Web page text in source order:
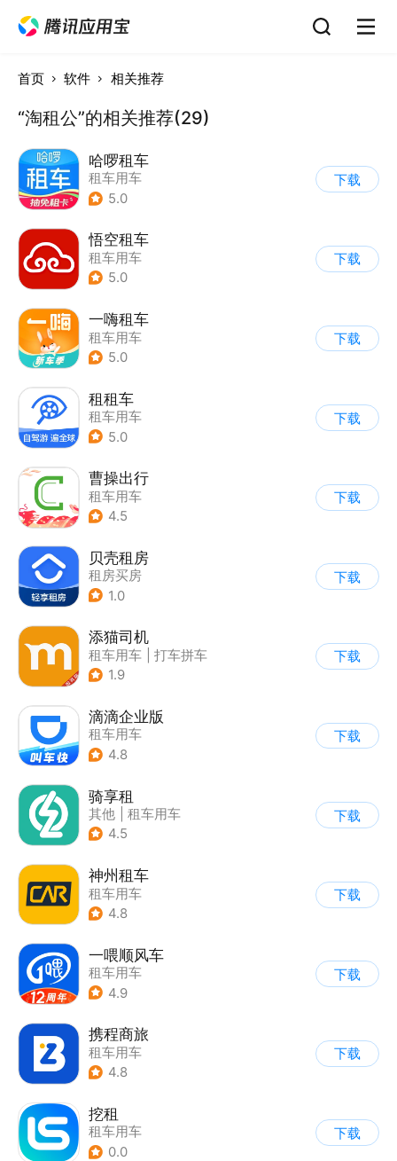
首页 软件 相关推荐
“淘租公”的相关推荐(29)
哈啰租车
租车用车
5.0
下载
悟空租车
租车用车
5.0
下载
一嗨租车
租车用车
5.0
下载
租租车
租车用车
5.0
下载
曹操出行
租车用车
4.5
下载
贝壳租房
租房买房
1.0
下载
添猫司机
租车用车
打车拼车
1.9
下载
滴滴企业版
租车用车
4.8
下载
骑享租
其他
租车用车
4.5
下载
神州租车
租车用车
4.8
下载
一喂顺风车
租车用车
4.9
下载
携程商旅
租车用车
4.8
下载
挖租
租车用车
0.0
下载